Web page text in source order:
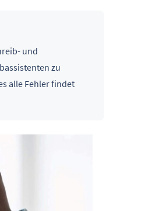
und
zu
alle Fehler findet